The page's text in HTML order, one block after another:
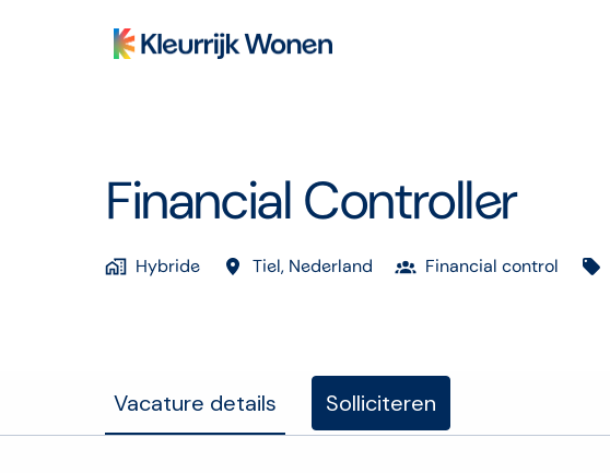
Homepagina
Financial Controller
Hybride Tiel, Nederland Financial control
Vacature details Solliciteren